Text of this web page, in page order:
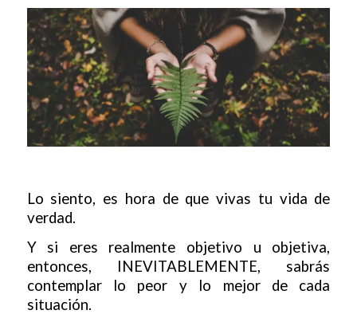
Lo siento, es hora de que vivas tu vida de
verdad.
Y si eres realmente objetivo u objetiva,
entonces, INEVITABLEMENTE, sabrás
contemplar lo peor y lo mejor de cada
situación.